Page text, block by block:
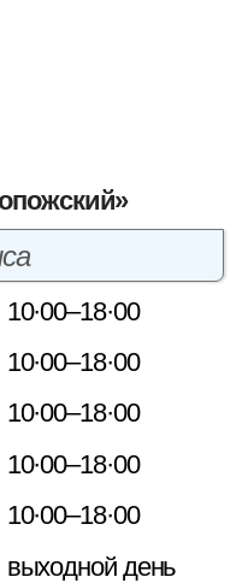
10·00–18·00
10·00–18·00
10·00–18·00
10·00–18·00
10·00–18·00
выходной день